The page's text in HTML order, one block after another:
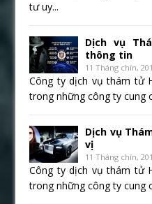
tư uy...
Dịch vụ
thông tin
11 Tháng chín,
Công ty dịch vụ thám tử
trong những công ty cung
Dịch vụ
vị
11 Tháng chín,
Công ty dịch vụ thám tử
trong những công ty cung